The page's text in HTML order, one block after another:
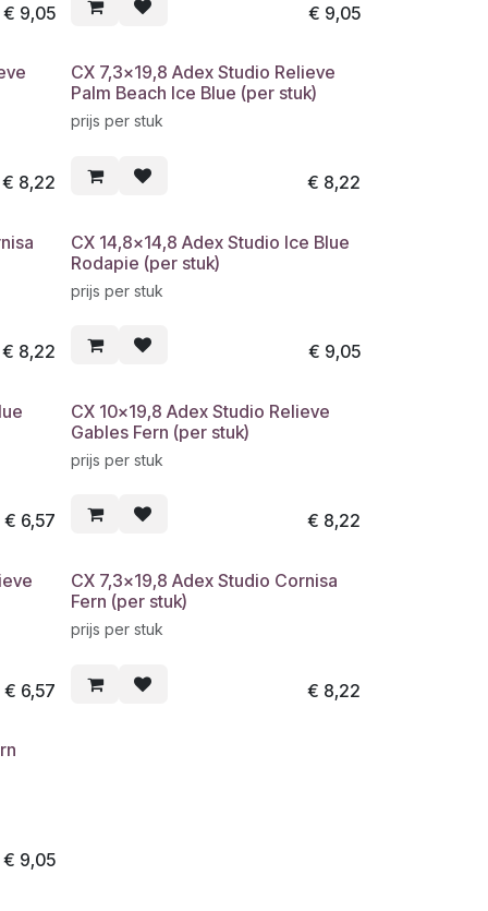
€ 9,05 € 9,05
€ 8,22
CX 7,3x19,8 Adex Studio Relieve
Palm Beach Ice Blue (per stuk)
prijs per stuk
€ 8,22
€ 8,22
CX 14,8x14,8 Adex Studio Ice Blue
Rodapie (per stuk)
prijs per stuk
€ 9,05
€ 6,57
CX 10x19,8 Adex Studio Relieve
Gables Fern (per stuk)
prijs per stuk
€ 8,22
€ 6,57
CX 7,3x19,8 Adex Studio Cornisa
Fern (per stuk)
prijs per stuk
€ 8,22
€ 9,05